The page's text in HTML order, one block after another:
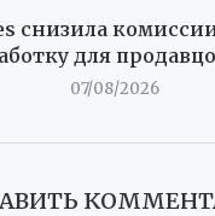
снизила
для
07/08/2026